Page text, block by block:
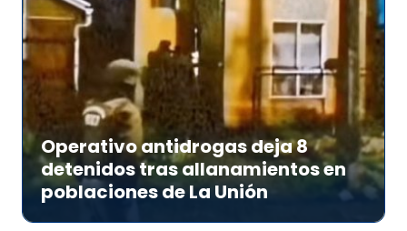
Operativo antidrogas deja 8
detenidos tras allanamientos en
poblaciones de La Unión